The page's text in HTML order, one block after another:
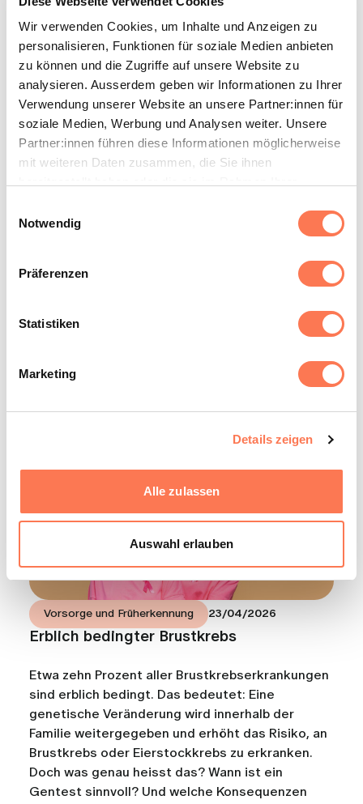
Wir verwenden Cookies, um Inhalte und Anzeigen zu
personalisieren, Funktionen für soziale Medien anbieten
zu können und die Zugriffe auf unsere Website zu
analysieren. Ausserdem geben wir Informationen zu Ihrer
Verwendung unserer Website an unsere Partner:innen für
soziale Medien, Werbung und Analysen weiter. Unsere
Partner:innen führen diese Informationen möglicherweise
mit weiteren Daten zusammen, die Sie ihnen
Notwendig
Präferenzen
Statistiken
Marketing
Details zeigen
Alle zulassen
Auswahl erlauben
Dr. med. Stephan A. Meier
Facharzt für Radiologie
Vorsorge und Früherkennung 23/04/2026
Erblich bedingter Brustkrebs
Etwa zehn Prozent aller Brustkrebserkrankungen
sind erblich bedingt. Das bedeutet: Eine
genetische Veränderung wird innerhalb der
Familie weitergegeben und erhöht das Risiko, an
Brustkrebs oder Eierstockkrebs zu erkranken.
Doch was genau heisst das? Wann ist ein
Gentest sinnvoll? Und welche Konsequenzen